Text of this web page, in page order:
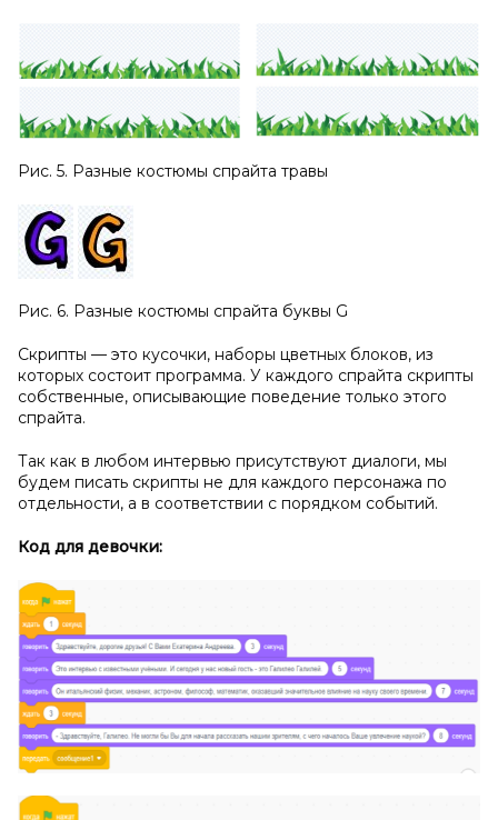
Рис. 5. Разные костюмы спрайта травы
Рис. 6. Разные костюмы спрайта буквы G
Скрипты — это кусочки, наборы цветных блоков, из
которых состоит программа. У каждого спрайта скрипты
собственные, описывающие поведение только этого
спрайта.
Так как в любом интервью присутствуют диалоги, мы
будем писать скрипты не для каждого персонажа по
отдельности, а в соответствии с порядком событий.
Код для девочки: